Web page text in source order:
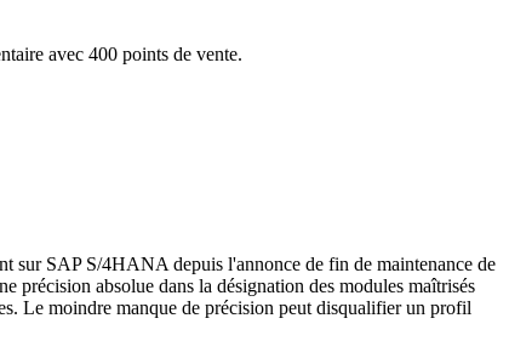
avec 400 points de vente.
sur SAP S/4HANA depuis l'annonce de fin de maintenance de
précision absolue dans la désignation des modules maîtrisés
Le moindre manque de précision peut disqualifier un profil